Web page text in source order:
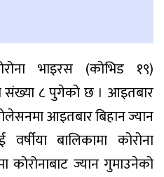
भाइरस (कोभिड १९)
संख्या ८ पुगेको छ । आइतबार
आइतबार बिहान ज्यान
बालिकामा कोरोना
ज्यान गुमाउनेको